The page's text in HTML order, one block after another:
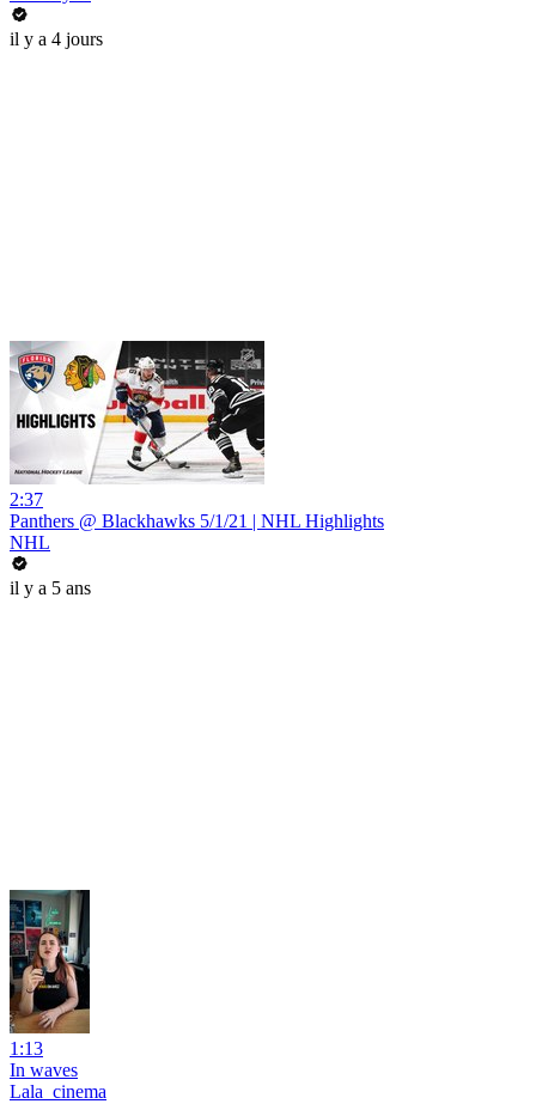
il y a 4 jours
2:37
Panthers @ Blackhawks 5/1/21 | NHL Highlights
NHL
il y a 5 ans
1:13
In waves
Lala_cinema